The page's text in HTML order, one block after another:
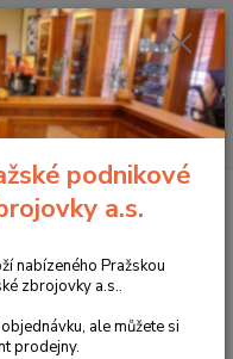
Menu
Hledat
Řemeny na zbraně a nábojové
Artipel model BR02/4
model
podnikové
a.s.
nabízeného Pražskou
zbrojovky a.s..
ale můžete si
prodejny.